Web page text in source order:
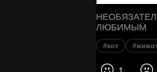
ЛЮБИМЫМ
#кот